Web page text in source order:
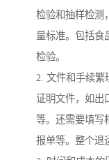
检验和抽样检测
量标准。包括食
检验。
2. 文件和手续繁
证明文件，如出
等。还需要填写
报单等。整个退